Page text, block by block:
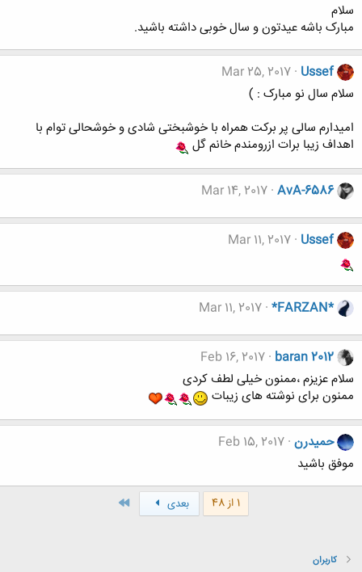
سلام
مبارک باشه عیدتون و سال خوبی داشته باشید.
Ussef
Mar 25, 2017
سلام سال نو مبارک : )
امیدارم سالی پر برکت همراه با خوشبختی شادی و خوشحالی توام با
اهداف زیبا برات ازرومندم خانم گل
AvA-6586
Mar 14, 2017
Ussef
Mar 11, 2017
*FARZAN*
Mar 11, 2017
baran 2012
Feb 16, 2017
سلام عزیزم ،ممنون خیلی لطف کردی
ممنون برای نوشته های زیبات
حميدرن Feb 15, 2017
موفق باشید
1 از 48 بعدی
کاربران